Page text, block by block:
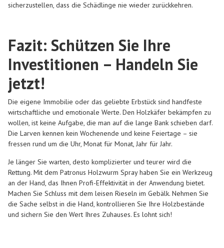
sicherzustellen, dass die Schädlinge nie wieder zurückkehren.
Fazit: Schützen Sie Ihre
Investitionen – Handeln Sie
jetzt!
Die eigene Immobilie oder das geliebte Erbstück sind handfeste
wirtschaftliche und emotionale Werte. Den Holzkäfer bekämpfen zu
wollen, ist keine Aufgabe, die man auf die lange Bank schieben darf.
Die Larven kennen kein Wochenende und keine Feiertage – sie
fressen rund um die Uhr, Monat für Monat, Jahr für Jahr.
Je länger Sie warten, desto komplizierter und teurer wird die
Rettung. Mit dem Patronus Holzwurm Spray haben Sie ein Werkzeug
an der Hand, das Ihnen Profi-Effektivität in der Anwendung bietet.
Machen Sie Schluss mit dem leisen Rieseln im Gebälk. Nehmen Sie
die Sache selbst in die Hand, kontrollieren Sie Ihre Holzbestände
und sichern Sie den Wert Ihres Zuhauses. Es lohnt sich!